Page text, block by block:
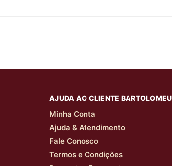
AJUDA AO CLIENTE BARTOLOMEU
Minha Conta
Ajuda & Atendimento
Fale Conosco
Termos e Condições